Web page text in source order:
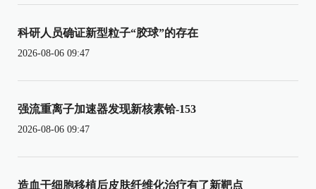
科研人员确证新型粒子“胶球”的存在
2026-08-06 09:47
强流重离子加速器发现新核素铪-153
2026-08-06 09:47
造血干细胞移植后皮肤纤维化治疗有了新靶点